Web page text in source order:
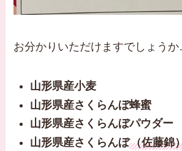
お分かりいただけますでしょう
山形県産小麦
山形県産さくらんぼ蜂蜜
山形県産さくらんぼパウダー
山形県産さくらんぼ（佐藤錦